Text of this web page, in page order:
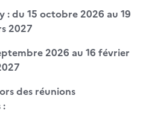
: du 15 octobre 2026 au 19
2027
2026 au 16 février
des réunions
: